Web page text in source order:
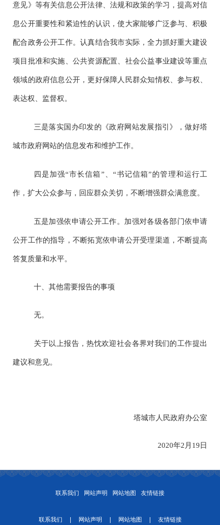
意见》等有关信息公开法律、法规和政策的学习，提高对信
息公开重要性和紧迫性的认识，使大家能够广泛参与、积极
配合政务公开工作。认真结合我市实际，全力抓好重大建设
项目批准和实施、公共资源配置、社会公益事业建设等重点
领域的政府信息公开，更好保障人民群众知情权、参与权、
表达权、监督权。
三是落实国办印发的《政府网站发展指引》，做好塔
城市政府网站的信息发布和维护工作。
四是加强“市长信箱”、“书记信箱”的管理和运行工
作，扩大公众参与，回应群众关切，不断增强群众满意度。
五是加强依申请公开工作。加强对各级各部门依申请
公开工作的指导，不断拓宽依申请公开受理渠道，不断提高
答复质量和水平。
十、其他需要报告的事项
无。
关于以上报告，热忱欢迎社会各界对我们的工作提出
建议和意见。
塔城市人民政府办公室
2020年2 月 19日
联系我们 网站声明 网站地图 友情链接
联系我们 | 网站声明 | 网站地图 | 友情链接